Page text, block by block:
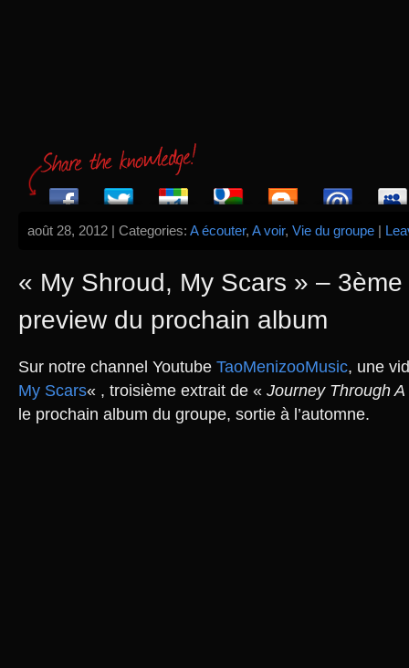
août 28, 2012 | Categories: A écouter, A voir, Vie du groupe
« My Shroud, My Scars » –
preview du prochain album
Sur notre channel Youtube TaoMenizooMusic, une
My Scars« , troisième extrait de « Journey Through
le prochain album du groupe, sortie à l’automne.